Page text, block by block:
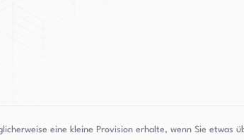
eine kleine Provision erhalte, wenn Sie etwas